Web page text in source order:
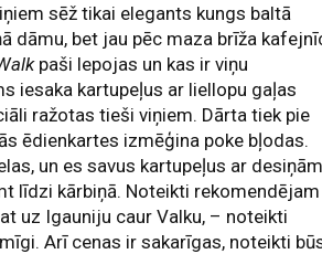
sēž tikai elegants kungs baltā
dāmu, bet jau pēc maza brīža
paši lepojas un kas ir viņu
iesaka kartupeļus ar liellopu gaļas
ražotas tieši viņiem. Dārta tiek pie
ēdienkartes izmēģina poke bļodas.
un es savus kartupeļus ar desiņām
līdzi kārbiņā. Noteikti rekomendējam
uz Igauniju caur Valku, – noteikti
Arī cenas ir sakarīgas, noteikti